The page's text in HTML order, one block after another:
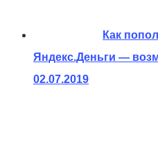
Как
Яндекс.Деньги —
02.07.2019